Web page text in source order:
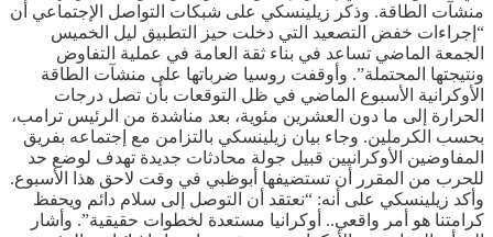
منشآت الطاقة. وذكر زيلينسكي على شبكات التواصل الإجتماعي أن
“إجراءات خفض التصعيد التي دخلت حيز التطبيق ليل الخميس
الجمعة الماضي تساعد في بناء ثقة العامة في عملية التفاوض
ونتيجتها المحتملة”. وأوقفت روسيا ضرباتها على منشآت الطاقة
الأوكرانية الأسبوع الماضي في ظل التوقعات بأن تصل درجات
الحرارة إلى ما دون العشرين مئوية، بعد مناشدة من الرئيس ترامب،
بحسب الكرملين. وجاء بيان زيلينسكي بالتزامن مع إجتماعه بفريق
المفاوضين الأوكرانيين قبيل جولة محادثات جديدة تهدف لوضع حد
للحرب من المقرر أن تستضيفها أبوظبي في وقت لاحق هذا الأسبوع.
وأكد زيلينسكي على أنه: “نعتقد أن التوصل إلى سلام دائم ويحفظ
كرامتنا هو أمر واقعي.. أوكرانيا مستعدة لخطوات حقيقية”. وأشار